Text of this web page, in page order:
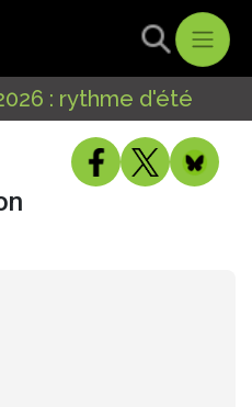
: rythme d'été